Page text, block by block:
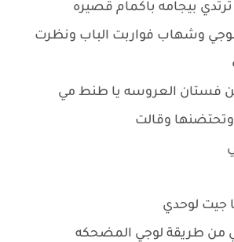
بيجامه باكمام قصيره
وشهاب فواربت الباب ونظرت
فستان العروسه يا طنط مي
وتحتضنها وقالت
جيت لوحدي
طريقة لوجي المضحكه